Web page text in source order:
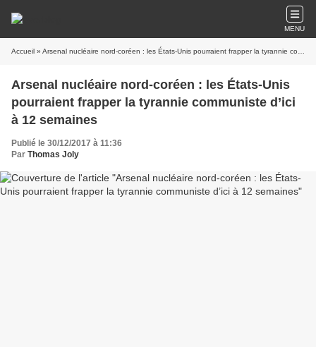
MENU
Accueil » Arsenal nucléaire nord-coréen : les États-Unis pourraient frapper la tyrannie communiste d’ici à 12 semaines
Arsenal nucléaire nord-coréen : les États-Unis
pourraient frapper la tyrannie communiste d’ici
à 12 semaines
Publié le 30/12/2017 à 11:36
Par Thomas Joly